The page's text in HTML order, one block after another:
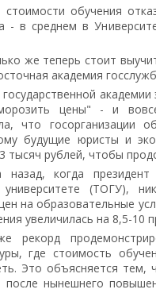
обучения
- в среднем в
же теперь стоит
академия
цены" - и
что госорганизации
будущие юристы и
тысяч рублей, чтобы
когда
университете (ТОГУ),
на образовательные
увеличилась на 8,5-10
рекорд
где стоимость
Это объясняется тем,
нынешнего